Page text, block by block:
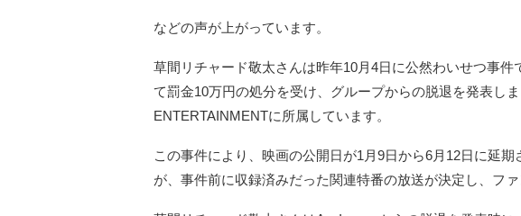
などの声が上がっています。
草間リチャード敬太さんは昨年10月4日に公然わいせつ事
て罰金10万円の処分を受け、グループからの脱退を発表し
ENTERTAINMENTに所属しています。
この事件により、映画の公開日が1月9日から6月12日に延
が、事件前に収録済みだった関連特番の放送が決定し、フ